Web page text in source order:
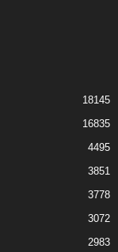
18145
16835
4495
3851
3778
3072
2983